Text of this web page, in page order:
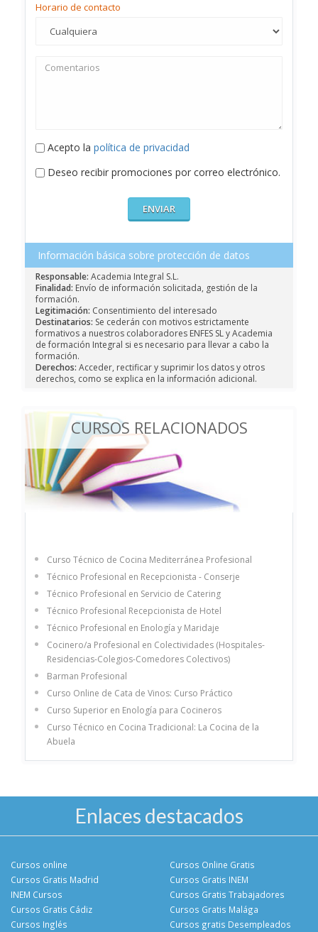
Horario de contacto
Acepto la política de privacidad
Deseo recibir promociones por correo electrónico.
Información básica sobre protección de datos
Responsable: Academia Integral S.L.
Finalidad: Envío de información solicitada, gestión de la
formación.
Legitimación: Consentimiento del interesado
Destinatarios: Se cederán con motivos estrictamente
formativos a nuestros colaboradores ENFES SL y Academia
de formación Integral si es necesario para llevar a cabo la
formación.
Derechos: Acceder, rectificar y suprimir los datos y otros
derechos, como se explica en la información adicional.
CURSOS RELACIONADOS
Curso Técnico de Cocina Mediterránea Profesional
Técnico Profesional en Recepcionista - Conserje
Técnico Profesional en Servicio de Catering
Técnico Profesional Recepcionista de Hotel
Técnico Profesional en Enología y Maridaje
Cocinero/a Profesional en Colectividades (Hospitales-
Residencias-Colegios-Comedores Colectivos)
Barman Profesional
Curso Online de Cata de Vinos: Curso Práctico
Curso Superior en Enología para Cocineros
Curso Técnico en Cocina Tradicional: La Cocina de la
Abuela
Enlaces destacados
Cursos online
Cursos Gratis Madrid
INEM Cursos
Cursos Gratis Cádiz
Cursos Online Gratis
Cursos Gratis INEM
Cursos Gratis Trabajadores
Cursos Gratis Malága
Cursos Inglés
Cursos gratis Desempleados